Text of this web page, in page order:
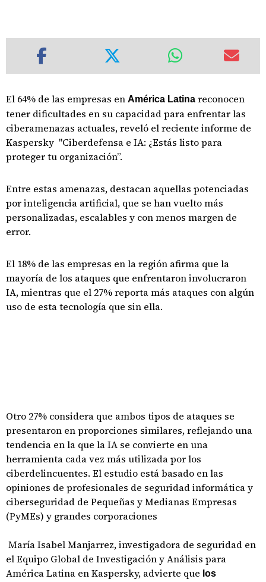
El 64% de las empresas en América Latina reconocen
tener dificultades en su capacidad para enfrentar las
ciberamenazas actuales, reveló el reciente informe de
Kaspersky "Ciberdefensa e IA: ¿Estás listo para
proteger tu organización”.
Entre estas amenazas, destacan aquellas potenciadas
por inteligencia artificial, que se han vuelto más
personalizadas, escalables y con menos margen de
error.
El 18% de las empresas en la región afirma que la
mayoría de los ataques que enfrentaron involucraron
IA, mientras que el 27% reporta más ataques con algún
uso de esta tecnología que sin ella.
Otro 27% considera que ambos tipos de ataques se
presentaron en proporciones similares, reflejando una
tendencia en la que la IA se convierte en una
herramienta cada vez más utilizada por los
ciberdelincuentes. El estudio está basado en las
opiniones de profesionales de seguridad informática y
ciberseguridad de Pequeñas y Medianas Empresas
(PyMEs) y grandes corporaciones
María Isabel Manjarrez, investigadora de seguridad en
el Equipo Global de Investigación y Análisis para
América Latina en Kaspersky, advierte que los